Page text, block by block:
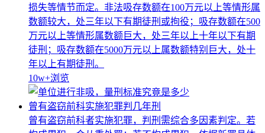
损失等情节而定。非法吸存数额在100万元以上等情形属
数额较大，处三年以下有期徒刑或拘役；吸存数额在500
万元以上等情形属数额巨大，处三年以上十年以下有期
徒刑；吸存数额在5000万元以上属数额特别巨大，处十
年以上有期徒刑。
10w+浏览
曾有盗窃前科实施犯罪判几年刑
曾有盗窃前科者实施犯罪，判刑需综合多因素判定。若